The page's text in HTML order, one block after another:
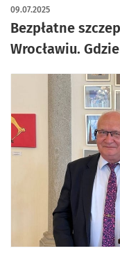
Bezpłatne
Wrocławiu.
09.07.2025